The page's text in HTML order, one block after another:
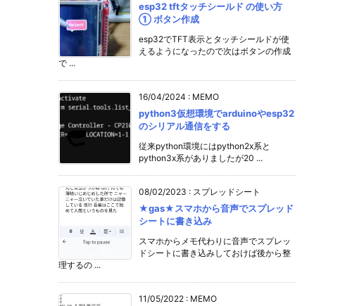
esp32 tftタッチシールド の使い方
① ボタン作成
esp32でTFT表示とタッチシールドが使
えるようになったので次はボタンの作成
で ...
16/04/2024 : MEMO
python3仮想環境でarduinoやesp32
のシリアル通信をする
従来python環境にはpython2x系と
python3x系がありましたが20 ...
08/02/2023 : スプレッドシート
★gas★スマホから音声でスプレッド
シートに書き込み
スマホからメモ代わりに音声でスプレッ
ドシートに書き込みしておけば後から整
理するの ...
11/05/2022 : MEMO